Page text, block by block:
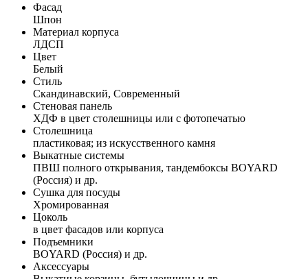
Фасад
Шпон
Материал корпуса
ЛДСП
Цвет
Белый
Стиль
Скандинавский, Современный
Стеновая панель
ХДФ в цвет столешницы или с фотопечатью
Столешница
пластиковая; из искусственного камня
Выкатные системы
ПВШ полного открывания, тандембоксы BOYARD
(Россия) и др.
Сушка для посуды
Хромированная
Цоколь
в цвет фасадов или корпуса
Подъемники
BOYARD (Россия) и др.
Аксессуары